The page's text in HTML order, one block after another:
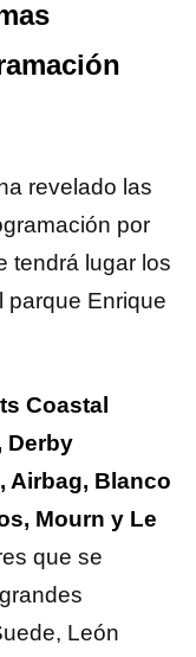
revelado las
por
tendrá lugar los
parque Enrique
Coastal
Derby
Airbag, Blanco
Mourn y Le
que se
León